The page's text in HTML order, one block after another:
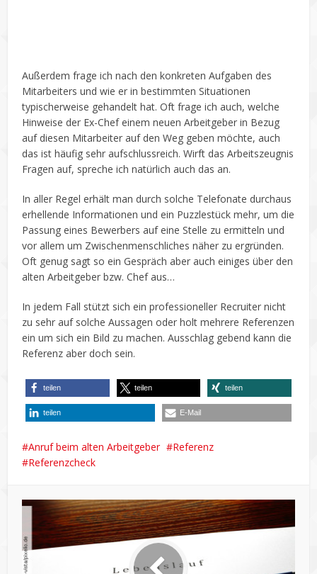
Außerdem frage ich nach den konkreten Aufgaben des
Mitarbeiters und wie er in bestimmten Situationen
typischerweise gehandelt hat. Oft frage ich auch, welche
Hinweise der Ex-Chef einem neuen Arbeitgeber in Bezug
auf diesen Mitarbeiter auf den Weg geben möchte, auch
das ist häufig sehr aufschlussreich. Wirft das Arbeitszeugnis
Fragen auf, spreche ich natürlich auch das an.
In aller Regel erhält man durch solche Telefonate durchaus
erhellende Informationen und ein Puzzlestück mehr, um die
Passung eines Bewerbers auf eine Stelle zu ermitteln und
vor allem um Zwischenmenschliches näher zu ergründen.
Oft genug sagt so ein Gespräch aber auch einiges über den
alten Arbeitgeber bzw. Chef aus…
In jedem Fall stützt sich ein professioneller Recruiter nicht
zu sehr auf solche Aussagen oder holt mehrere Referenzen
ein um sich ein Bild zu machen. Ausschlag gebend kann die
Referenz aber doch sein.
teilen teilen teilen
teilen E-Mail
Anruf beim alten Arbeitgeber
Referenz
Referenzcheck